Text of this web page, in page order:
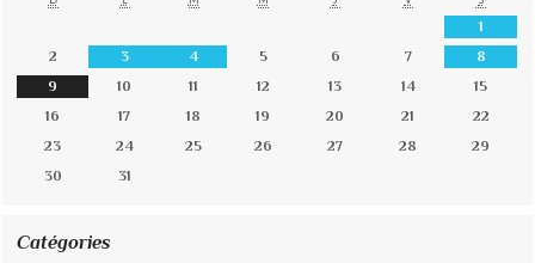
1
2
3 4 5 6 7
8
9
10 11 12 13 14
15
16
17 18 19 20 21
22
23
24 25 26 27 28
29
30
31
Catégories